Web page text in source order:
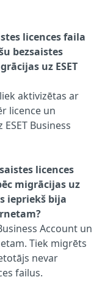
licences faila
bezsaistes
uz ESET
aktivizētas ar
licence un
Business
licences
migrācijas uz
iepriekš bija
Account un
Tiek migrēts
nevar
failus.